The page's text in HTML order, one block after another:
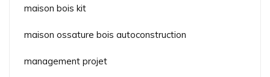
maison bois kit
maison ossature bois autoconstruction
management projet